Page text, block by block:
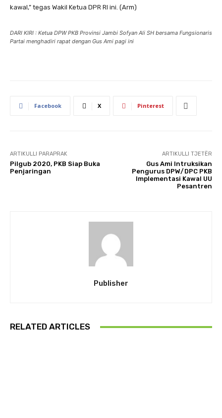
kawal,” tegas Wakil Ketua DPR RI ini. (Arm)
DARI KIRI : Ketua DPW PKB Provinsi Jambi Sofyan Ali SH bersama Fungsionaris
Partai menghadiri rapat dengan Gus Ami pagi ini
Facebook X Pinterest
ARTIKULLI PARAPRAK
Pilgub 2020, PKB Siap Buka
Penjaringan
ARTIKULLI TJETËR
Gus Ami Intruksikan
Pengurus DPW/DPC PKB
Implementasi Kawal UU
Pesantren
Publisher
RELATED ARTICLES